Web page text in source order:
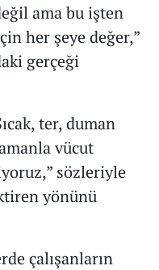
ama bu işten
her şeye değer,”
gerçeği
ter, duman
vücut
sözleriyle
yönünü
çalışanların